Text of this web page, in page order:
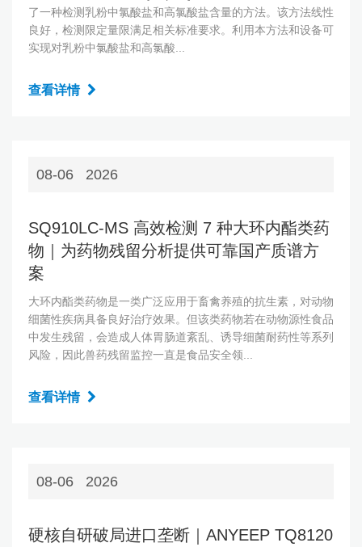
了一种检测乳粉中氯酸盐和高氯酸盐含量的方法。该方法线性
良好，检测限定量限满足相关标准要求。利用本方法和设备可
实现对乳粉中氯酸盐和高氯酸...
查看详情
08-06 2026
SQ910LC‑MS 高效检测 7 种大环内酯类药
物｜为药物残留分析提供可靠国产质谱方
案
大环内酯类药物是一类广泛应用于畜禽养殖的抗生素，对动物
细菌性疾病具备良好治疗效果。但该类药物若在动物源性食品
中发生残留，会造成人体胃肠道紊乱、诱导细菌耐药性等系列
风险，因此兽药残留监控一直是食品安全领...
查看详情
08-06 2026
硬核自研破局进口垄断｜ANYEEP TQ8120